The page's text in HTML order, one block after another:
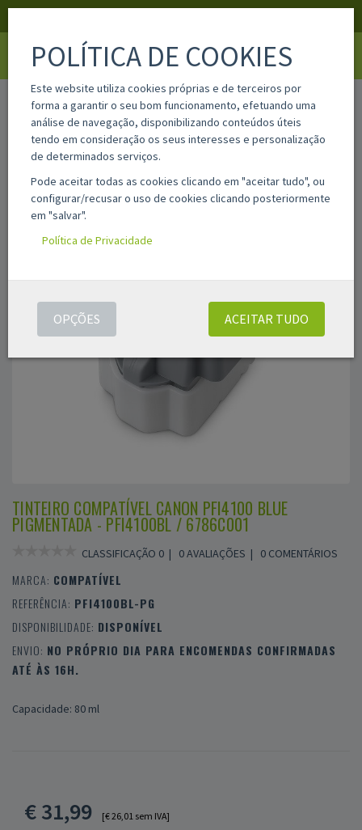
home pfi4100bl-pg
TINTEIRO COMPATÍVEL CANON PFI4100 BLUE
PIGMENTADA - PFI4100BL / 6786C001
CLASSIFICAÇÃO 0 | 0 AVALIAÇÕES | 0 COMENTÁRIOS
MARCA: COMPATÍVEL
REFERÊNCIA: PFI4100BL-PG
DISPONIBILIDADE: DISPONÍVEL
ENVIO: NO PRÓPRIO DIA PARA ENCOMENDAS CONFIRMADAS
ATÉ ÀS 16H.
Capacidade: 80 ml
€31,99 [€ 26,01 sem IVA]
POLÍTICA DE COOKIES
Este website utiliza cookies próprias e de terceiros por
forma a garantir o seu bom funcionamento, efetuando uma
análise de navegação, disponibilizando conteúdos úteis
tendo em consideração os seus interesses e personalização
de determinados serviços.
Pode aceitar todas as cookies clicando em "aceitar tudo", ou
configurar/recusar o uso de cookies clicando posteriormente
em "salvar".
Política de Privacidade
ACEITAR TUDO
OPÇÕES